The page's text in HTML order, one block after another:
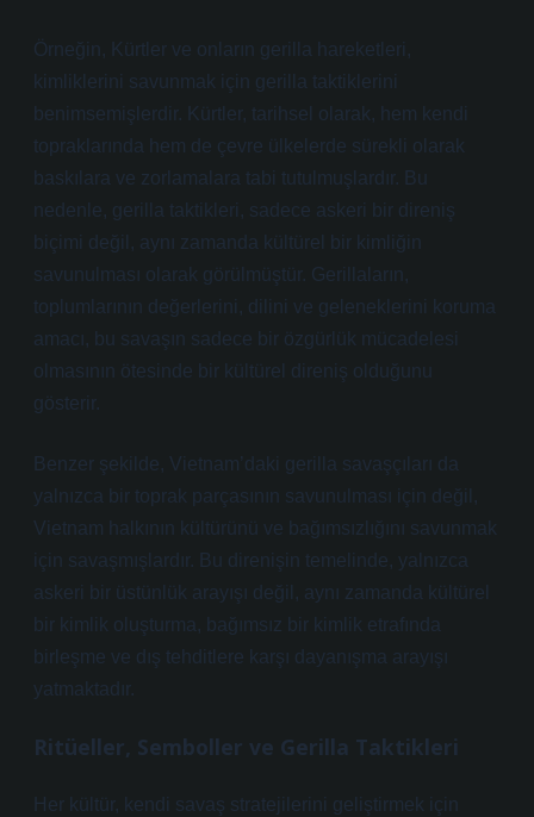
Örneğin, Kürtler ve onların gerilla hareketleri,
kimliklerini savunmak için gerilla taktiklerini
benimsemişlerdir. Kürtler, tarihsel olarak, hem kendi
topraklarında hem de çevre ülkelerde sürekli olarak
baskılara ve zorlamalara tabi tutulmuşlardır. Bu
nedenle, gerilla taktikleri, sadece askeri bir direniş
biçimi değil, aynı zamanda kültürel bir kimliğin
savunulması olarak görülmüştür. Gerillaların,
toplumlarının değerlerini, dilini ve geleneklerini koruma
amacı, bu savaşın sadece bir özgürlük mücadelesi
olmasının ötesinde bir kültürel direniş olduğunu
gösterir.
Benzer şekilde, Vietnam’daki gerilla savaşçıları da
yalnızca bir toprak parçasının savunulması için değil,
Vietnam halkının kültürünü ve bağımsızlığını savunmak
için savaşmışlardır. Bu direnişin temelinde, yalnızca
askeri bir üstünlük arayışı değil, aynı zamanda kültürel
bir kimlik oluşturma, bağımsız bir kimlik etrafında
birleşme ve dış tehditlere karşı dayanışma arayışı
yatmaktadır.
Ritüeller, Semboller ve Gerilla Taktikleri
Her kültür, kendi savaş stratejilerini geliştirmek için